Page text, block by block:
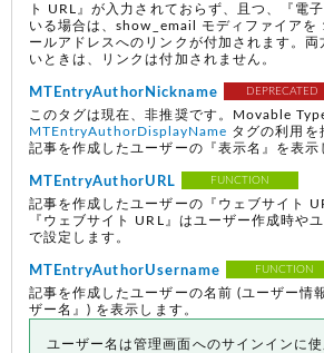
ト URL』が入力されておらず、且つ、『電
いる場合は、show_email モディファイアを
ールアドレスへのリンクが付加されます。両
いときは、リンクは付加されません。
MTEntryAuthorNickname DEPRECATED
このタグは現在、非推奨です。Movable
MTEntryAuthorDisplayName タグの利用を
記事を作成したユーザーの『表示名』を表示
MTEntryAuthorURL FUNCTION
記事を作成したユーザーの『ウェブサイト
『ウェブサイト URL』はユーザー作成時や
で設定します。
MTEntryAuthorUsername FUNCTION
記事を作成したユーザーの名前 (ユーザー情
ザー名』) を表示します。
ユーザー名は管理画面へのサインインに